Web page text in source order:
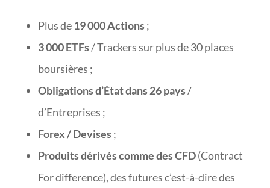
Plus de19 000 Actions;
3 000 ETFs/ Trackers sur plus de 30 places
boursières ;
Obligations d’État dans 26 pays/
d’Entreprises ;
Forex / Devises;
Produits dérivés comme des CFD(Contract
For difference), des futures c’est-à-dire des